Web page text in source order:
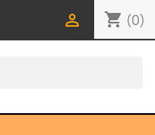
shopping_cart (0)
